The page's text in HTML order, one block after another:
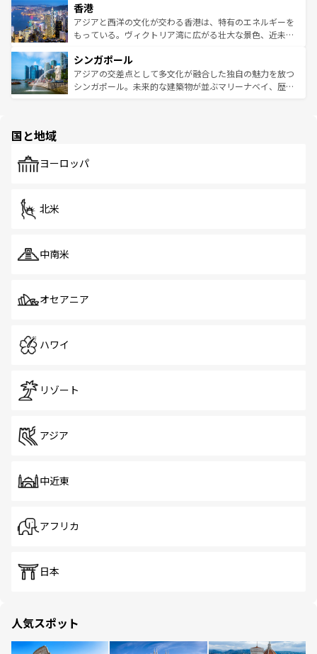
とつ。フォーやバインミー、ベトナムコーヒーなどは、ぜ
ひ現地で味わいたい。どの地域を訪れてもあたたかい人々
が旅行者を迎えてくれるので、きっと忘れられない旅にな
参照してほしい。
の活気が交差している。北部ではチェンマイなどの山岳地
帯で自然と触れ合い、南部ではプーケットやクラビの美し
いビーチでリゾート気分を楽しむことができる。タイ料理
激する。気候は一年中温暖で、どの季節にも異なる楽しみ
が待っている。親しみやすいタイの人々、仏教を中心とし
た文化、そして多様な観光資源が、訪れる旅人を魅了し続
香港
アジアと西洋の文化が交わる香港は、特有のエネルギーを
もっている。ヴィクトリア湾に広がる壮大な景色、近未来
み、どこを訪れても感動するはず。観光スポットが密集し
ており、効率よく見どころを回れるのも魅力。息をのむよ
うな絶景から文化的な体験まで、香港を存分に楽しみ尽く
シンガポール
アジアの交差点として多文化が融合した独自の魅力を放つ
シンガポール。未来的な建築物が並ぶマリーナベイ、歴史
で、ホーカーズは地元の風情を楽しめる外せないスポット
国と地域
ヨーロッパ
北米
中南米
オセアニア
ハワイ
リゾート
アジア
中近東
アフリカ
日本
人気スポット